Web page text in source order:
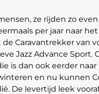
ze rijden zo
per jaar naar
Caravantrekker van
Jazz Advance Sport.
is dan ook eerder
en nu kunnen
De levertijd leek